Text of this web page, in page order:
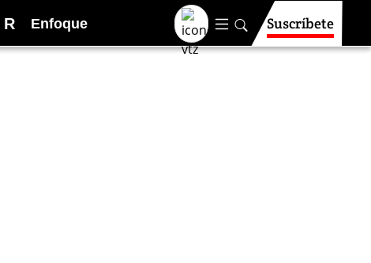
R Enfoque Suscríbete